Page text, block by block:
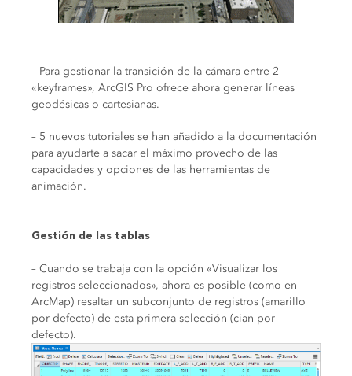
– Para gestionar la transición de la cámara entre 2
«keyframes», ArcGIS Pro ofrece ahora generar líneas
geodésicas o cartesianas.
– 5 nuevos tutoriales se han añadido a la documentación
para ayudarte a sacar el máximo provecho de las
capacidades y opciones de las herramientas de
animación.
Gestión de las tablas
– Cuando se trabaja con la opción «Visualizar los
registros seleccionados», ahora es posible (como en
ArcMap) resaltar un subconjunto de registros (amarillo
por defecto) de esta primera selección (cian por
defecto).